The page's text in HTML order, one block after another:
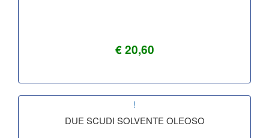
€ 20,60
!
DUE SCUDI SOLVENTE OLEOSO